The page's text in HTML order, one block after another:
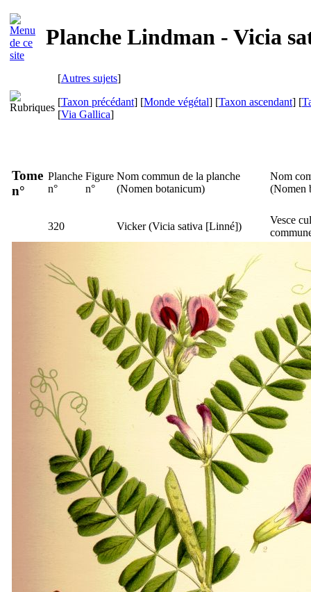
Planche Lindman - Vicia
[Autres sujets]
[Taxon précédant] [Monde végétal] [Taxon ascendant] [
[Via Gallica]
Tome
n°
Planche
n°
Figure
n°
Nom commun de la planche
(Nomen botanicum)
Nom
(Nomen
320 Vicker(Vicia sativa [Linné])
Vesce